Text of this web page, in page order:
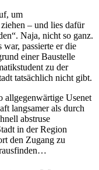
um
– und lies dafür
Naja, nicht so ganz.
passierte er die
einer Baustelle
zu der
tatsächlich nicht gibt.
allgegenwärtige Usenet
langsamer als durch
abstruse
in der Region
den Zugang zu